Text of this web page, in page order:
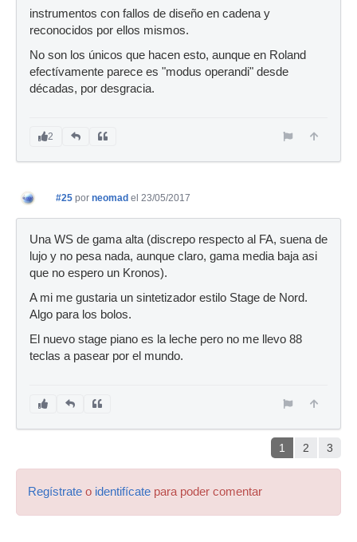
instrumentos con fallos de diseño en cadena y
reconocidos por ellos mismos.
No son los únicos que hacen esto, aunque en Roland
efectívamente parece es "modus operandi" desde
décadas, por desgracia.
2
#25 por neomad el 23/05/2017
Una WS de gama alta (discrepo respecto al FA, suena de
lujo y no pesa nada, aunque claro, gama media baja asi
que no espero un Kronos).
A mi me gustaria un sintetizador estilo Stage de Nord.
Algo para los bolos.
El nuevo stage piano es la leche pero no me llevo 88
teclas a pasear por el mundo.
1 2 3
Regístrate o identifícate para poder comentar